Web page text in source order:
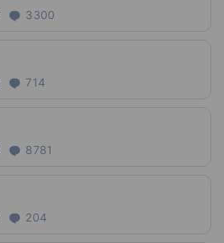
3300
714
8781
204